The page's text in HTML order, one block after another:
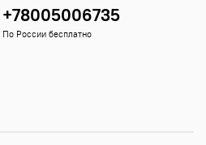
+78005006735
По России бесплатно